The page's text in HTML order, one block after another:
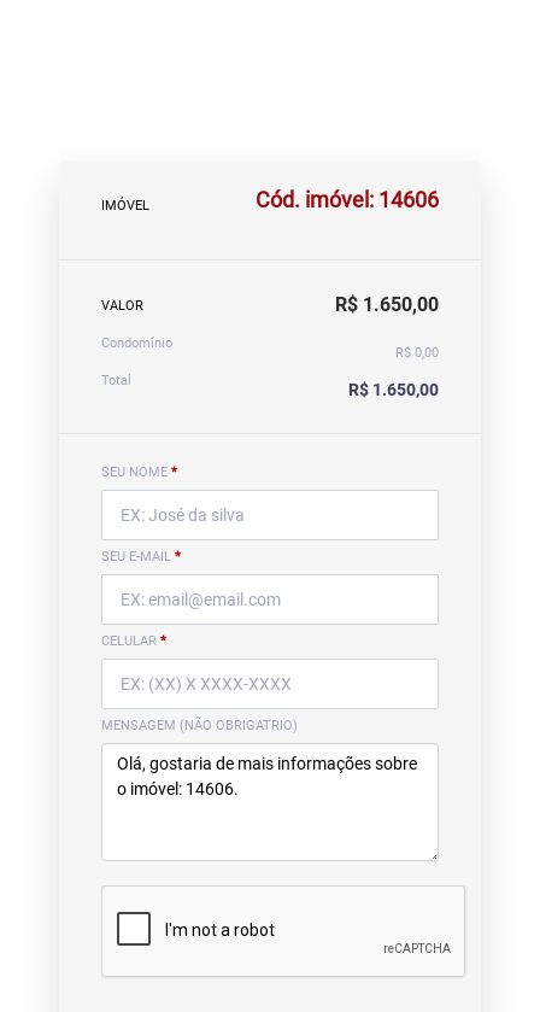
IMÓVEL Cód. imóvel: 14606
VALOR R$ 1.650,00
Condomínio
R$ 0,00
Total
R$ 1.650,00
SEU NOME *
SEU E-MAIL *
CELULAR *
MENSAGEM (NÃO OBRIGATRIO)